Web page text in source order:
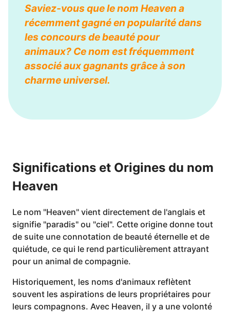
Saviez-vous que le nom Heaven a
récemment gagné en popularité dans
les concours de beauté pour
animaux? Ce nom est fréquemment
associé aux gagnants grâce à son
charme universel.
Significations et Origines du nom
Heaven
Le nom "Heaven" vient directement de l'anglais et
signifie "paradis" ou "ciel". Cette origine donne tout
de suite une connotation de beauté éternelle et de
quiétude, ce qui le rend particulièrement attrayant
pour un animal de compagnie.
Historiquement, les noms d'animaux reflètent
souvent les aspirations de leurs propriétaires pour
leurs compagnons. Avec Heaven, il y a une volonté